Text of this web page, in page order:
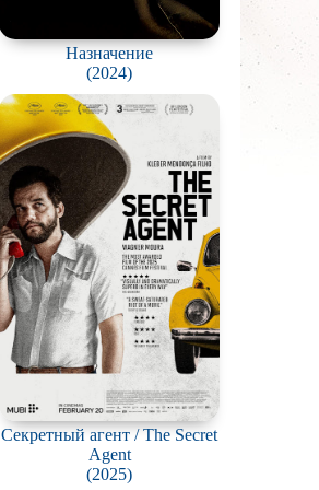
Назначение
(2024)
Секретный агент / The Secret
Agent
(2025)